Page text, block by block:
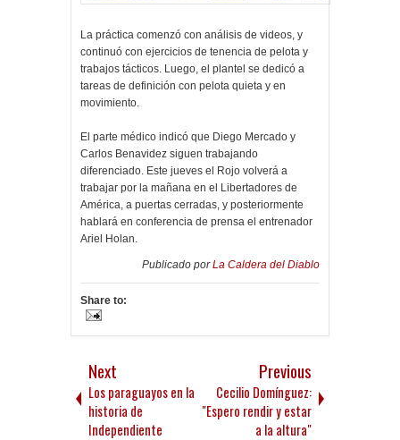
La práctica comenzó con análisis de videos, y
continuó con ejercicios de tenencia de pelota y
trabajos tácticos. Luego, el plantel se dedicó a
tareas de definición con pelota quieta y en
movimiento.
El parte médico indicó que Diego Mercado y
Carlos Benavidez siguen trabajando
diferenciado. Este jueves el Rojo volverá a
trabajar por la mañana en el Libertadores de
América, a puertas cerradas, y posteriormente
hablará en conferencia de prensa el entrenador
Ariel Holan.
Publicado porLa Caldera del Diablo
Share to:
Next
Los paraguayos en la
historia de
Independiente
Previous
Cecilio Domínguez:
"Espero rendir y estar
a la altura"